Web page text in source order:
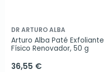
DR ARTURO ALBA
Arturo Alba Paté Exfoliante
Físico Renovador, 50 g
36,55 €